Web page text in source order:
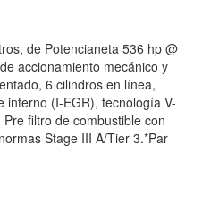
de Potencianeta 536 hp @
accionamiento mecánico y
6 cilindros en línea,
interno (I-EGR), tecnología V-
filtro de combustible con
Stage III A/Tier 3.*Par